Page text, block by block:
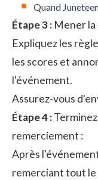
Quand
Étape 3 : Mener la
Expliquez les
les scores et
l'événement.
Assurez-vous
Étape 4 :
remerciement :
Après
remerciant tout